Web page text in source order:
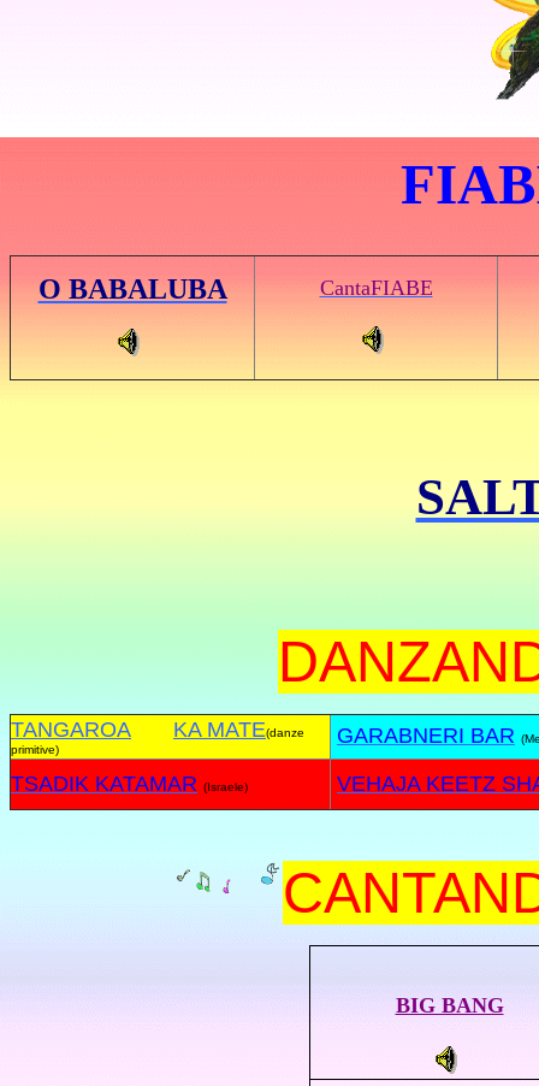
O BABALUBA CantaFIABE
TANGAROA KA MATE(danze
primitive)
GARABNERI BAR
TSADIK KATAMAR (Israele) VEHAJA KEETZ
BIG BANG